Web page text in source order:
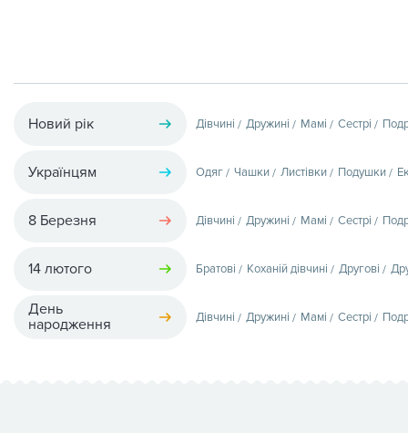
Новий рік Дівчині Дружині Мамі Сестрі
Українцям Одяг Чашки Листівки Подушки
8 Березня Дівчині Дружині Мамі Сестрі
14 лютого Братові Коханій дівчині Другові
День
народження
Дівчині Дружині Мамі Сестрі